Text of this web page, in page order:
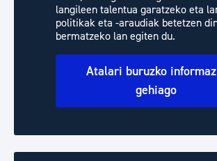
langileen talentua garatzeko eta
politikak eta -araudiak betetzen
bermatzeko lan egiten du.
Atalari buruzko
gehiago